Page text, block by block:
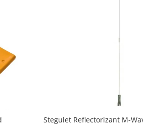
Stegulet Reflectorizant M-